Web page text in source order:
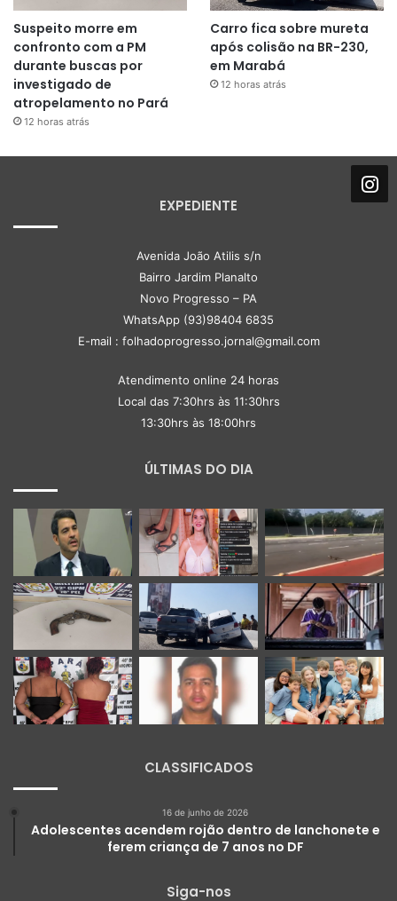
Suspeito morre em
confronto com a PM
durante buscas por
investigado de
atropelamento no Pará
12 horas atrás
Carro fica sobre mureta
após colisão na BR-230,
em Marabá
12 horas atrás
EXPEDIENTE
Avenida João Atilis s/n
Bairro Jardim Planalto
Novo Progresso – PA
WhatsApp (93)98404 6835
E-mail : folhadoprogresso.jornal@gmail.com
Atendimento online 24 horas
Local das 7:30hrs às 11:30hrs
13:30hrs às 18:00hrs
ÚLTIMAS DO DIA
CLASSIFICADOS
16 de junho de 2026
Adolescentes acendem rojão dentro de lanchonete e
ferem criança de 7 anos no DF
Siga-nos